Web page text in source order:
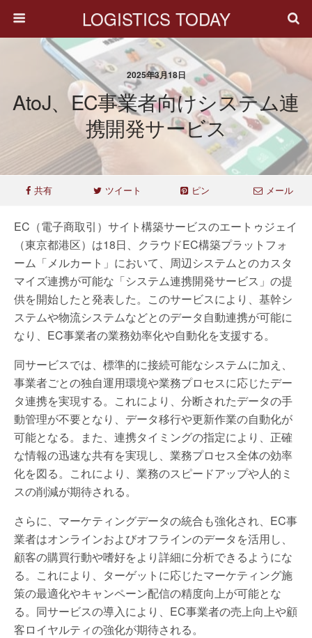
LOGISTICS TODAY
2025年3月18日
AtoJ、EC事業者向けシステム連
携開発サービス
共有 ツイート ピン メール
EC（電子商取引）サイト構築サービスのエートゥジェイ
（東京都港区）は18日、クラウドEC構築プラットフォ
ーム「メルカート」において、周辺システムとのカスタ
マイズ連携が可能な「システム連携開発サービス」の提
供を開始したと発表した。このサービスにより、基幹シ
ステムや物流システムなどとのデータ自動連携が可能に
なり、EC事業者の業務効率化や自動化を支援する。
同サービスでは、標準的に接続可能なシステムに加え、
事業者ごとの独自運用環境や業務プロセスに応じたデー
タ連携を実現する。これにより、分断されたデータの手
動管理が不要となり、データ移行や更新作業の自動化が
可能となる。また、連携タイミングの指定により、正確
な情報の迅速な共有を実現し、業務プロセス全体の効率
化を図る。これにより、業務のスピードアップや人的ミ
スの削減が期待される。
さらに、マーケティングデータの統合も強化され、EC事
業者はオンラインおよびオフラインのデータを活用し、
顧客の購買行動や嗜好をより詳細に分析できるようにな
る。これにより、ターゲットに応じたマーケティング施
策の最適化やキャンペーン配信の精度向上が可能とな
る。同サービスの導入により、EC事業者の売上向上や顧
客ロイヤルティの強化が期待される。